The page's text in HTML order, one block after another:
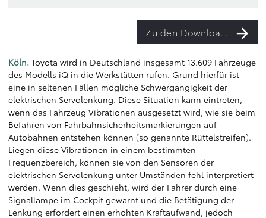
Zu den Downloads
Köln. Toyota wird in Deutschland insgesamt 13.609 Fahrzeuge
des Modells iQ in die Werkstätten rufen. Grund hierfür ist
eine in seltenen Fällen mögliche Schwergängigkeit der
elektrischen Servolenkung. Diese Situation kann eintreten,
wenn das Fahrzeug Vibrationen ausgesetzt wird, wie sie beim
Befahren von Fahrbahnsicherheitsmarkierungen auf
Autobahnen entstehen können (so genannte Rüttelstreifen).
Liegen diese Vibrationen in einem bestimmten
Frequenzbereich, können sie von den Sensoren der
elektrischen Servolenkung unter Umständen fehl interpretiert
werden. Wenn dies geschieht, wird der Fahrer durch eine
Signallampe im Cockpit gewarnt und die Betätigung der
Lenkung erfordert einen erhöhten Kraftaufwand, jedoch